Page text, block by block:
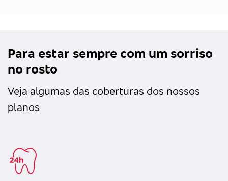
Para estar sempre com um sorriso
no rosto
Veja algumas das coberturas dos nossos
planos